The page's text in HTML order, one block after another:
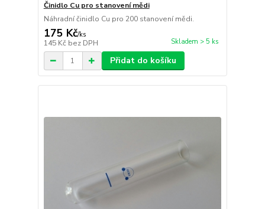
Činidlo Cu pro stanovení mědi
Náhradní činidlo Cu pro 200 stanovení mědi.
175 Kč/ks
145 Kč bez DPH Skladem > 5 ks
Přidat do košíku